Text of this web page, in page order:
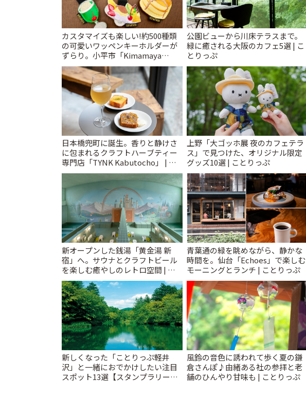
カスタマイズも楽しい!約500種類
の可愛いワッペンキーホルダーが
ずらり。小平市「Kimamaya
T&K」 | ことりっぷ
公園ビューから川床テラスまで。
緑に癒される大阪のカフェ5選 | こ
とりっぷ
日本橋兜町に誕生。香りと静けさ
に包まれるクラフトハーブティー
専門店「TYNK Kabutocho」 | こ
とりっぷ
上野「大ゴッホ展 夜のカフェテラ
ス」で見つけた、オリジナル限定
グッズ10選 | ことりっぷ
新オープンした銭湯「黄金湯 新
宿」へ。サウナとクラフトビール
を楽しむ癒やしのレトロ空間 | こ
とりっぷ
青葉通の緑を眺めながら、静かな
時間を。仙台「Echoes」で楽しむ
モーニングとランチ | ことりっぷ
新しくなった「ことりっぷ軽井
沢」と一緒におでかけしたい注目
スポット13選【スタンプラリー開
風鈴の音色に誘われて歩く夏の鎌
倉さんぽ♪由緒ある社の参拝と老
舗のひんやり甘味も | ことりっぷ